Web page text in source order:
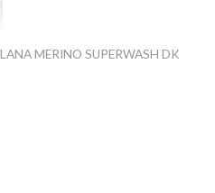
LANA MERINO SUPERWASH DK